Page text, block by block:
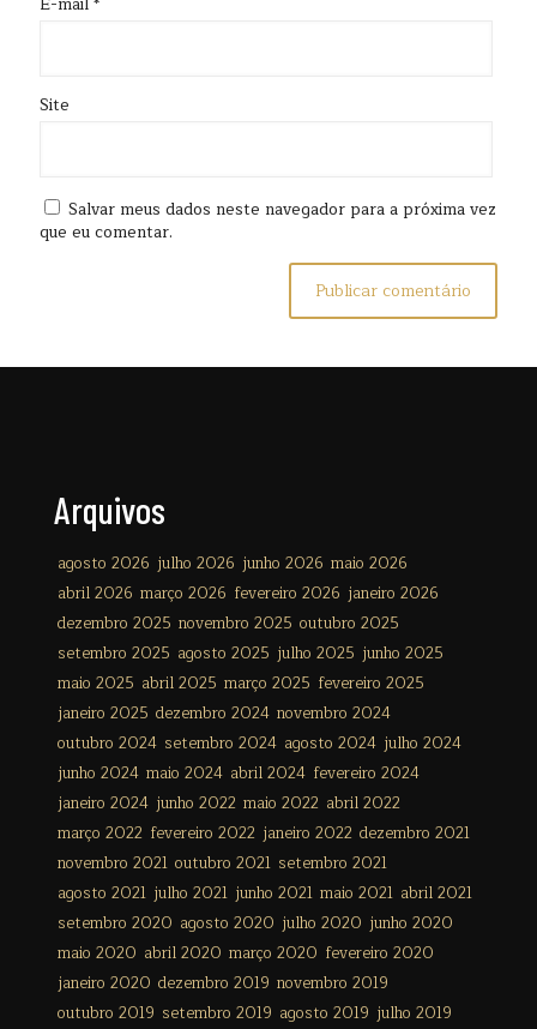
Site
Salvar meus dados neste navegador para a próxima vez
que eu comentar.
Arquivos
agosto 2026 julho 2026 junho 2026 maio 2026
abril 2026 março 2026 fevereiro 2026 janeiro 2026
dezembro 2025 novembro 2025 outubro 2025
setembro 2025 agosto 2025 julho 2025 junho 2025
maio 2025 abril 2025 março 2025 fevereiro 2025
janeiro 2025 dezembro 2024 novembro 2024
outubro 2024 setembro 2024 agosto 2024 julho 2024
junho 2024 maio 2024 abril 2024 fevereiro 2024
janeiro 2024 junho 2022 maio 2022 abril 2022
março 2022 fevereiro 2022 janeiro 2022 dezembro 2021
novembro 2021 outubro 2021 setembro 2021
agosto 2021 julho 2021 junho 2021 maio 2021 abril 2021
setembro 2020 agosto 2020 julho 2020 junho 2020
maio 2020 abril 2020 março 2020 fevereiro 2020
janeiro 2020 dezembro 2019 novembro 2019
outubro 2019 setembro 2019 agosto 2019 julho 2019